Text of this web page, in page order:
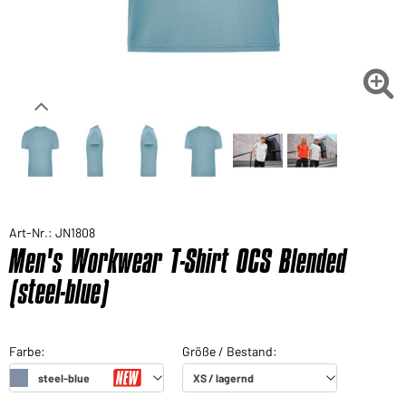

Art-Nr.: JN1808
Men's Workwear T-Shirt OCS Blended
(steel-blue)